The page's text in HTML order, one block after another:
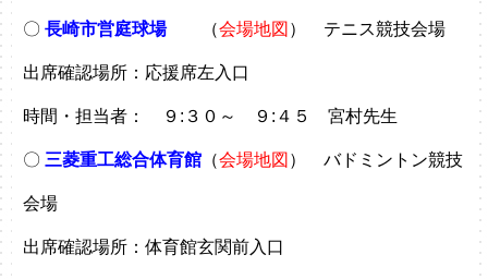
〇長崎市営庭球場（会場地図 ） テニス競技会場
出席確認場所：応援席左入口
時間・担当者： ９:３０～ ９:４５ 宮村先生
〇 三菱重工総合体育館 （会場地図 ） バドミントン競技
会場
出席確認場所：体育館玄関前入口